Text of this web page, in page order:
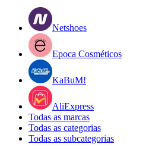
Netshoes
Epoca Cosméticos
KaBuM!
AliExpress
Todas as marcas
Todas as categorias
Todas as subcategorias